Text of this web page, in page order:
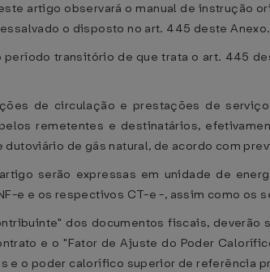
artigo observará o manual de instrução
o disposto no art. 445 deste Anexo.
transitório de que trata o art. 445
de circulação e prestações de
remetentes e destinatários,
de gás natural, de acordo com
serão expressas em unidade de
e e os respectivos CT-e -, assim como os
dos documentos fiscais, deverão
e o "Fator de Ajuste do Poder
o poder calorífico superior de referência